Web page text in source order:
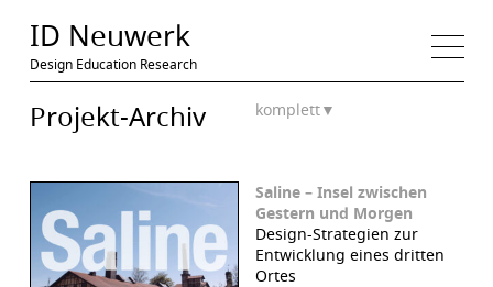
ID Neuwerk
Design Education Research
Projekt-Archiv komplett▼
Saline – Insel zwischen
Gestern und Morgen
Design-Strategien zur
Entwicklung eines dritten
Ortes